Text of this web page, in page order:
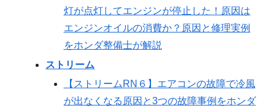
灯が点灯してエンジンが停止した！原因は
エンジンオイルの消費か？原因と修理実例
をホンダ整備士が解説
ストリーム
【ストリームRN６】エアコンの故障で冷風
が出なくなる原因と3つの故障事例をホンダ